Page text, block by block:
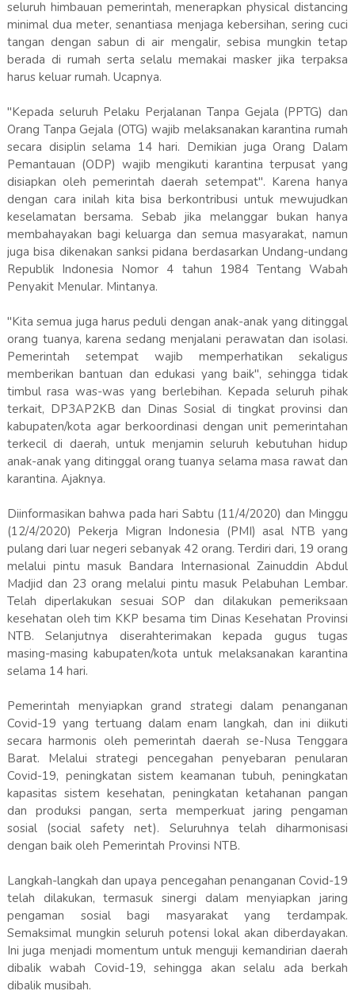
seluruh himbauan pemerintah, menerapkan physical distancing
minimal dua meter, senantiasa menjaga kebersihan, sering cuci
tangan dengan sabun di air mengalir, sebisa mungkin tetap
berada di rumah serta selalu memakai masker jika terpaksa
harus keluar rumah. Ucapnya.
"Kepada seluruh Pelaku Perjalanan Tanpa Gejala (PPTG) dan
Orang Tanpa Gejala (OTG) wajib melaksanakan karantina rumah
secara disiplin selama 14 hari. Demikian juga Orang Dalam
Pemantauan (ODP) wajib mengikuti karantina terpusat yang
disiapkan oleh pemerintah daerah setempat". Karena hanya
dengan cara inilah kita bisa berkontribusi untuk mewujudkan
keselamatan bersama. Sebab jika melanggar bukan hanya
membahayakan bagi keluarga dan semua masyarakat, namun
juga bisa dikenakan sanksi pidana berdasarkan Undang-undang
Republik Indonesia Nomor 4 tahun 1984 Tentang Wabah
Penyakit Menular. Mintanya.
"Kita semua juga harus peduli dengan anak-anak yang ditinggal
orang tuanya, karena sedang menjalani perawatan dan isolasi.
Pemerintah setempat wajib memperhatikan sekaligus
memberikan bantuan dan edukasi yang baik", sehingga tidak
timbul rasa was-was yang berlebihan. Kepada seluruh pihak
terkait, DP3AP2KB dan Dinas Sosial di tingkat provinsi dan
kabupaten/kota agar berkoordinasi dengan unit pemerintahan
terkecil di daerah, untuk menjamin seluruh kebutuhan hidup
anak-anak yang ditinggal orang tuanya selama masa rawat dan
karantina. Ajaknya.
Diinformasikan bahwa pada hari Sabtu (11/4/2020) dan Minggu
(12/4/2020) Pekerja Migran Indonesia (PMI) asal NTB yang
pulang dari luar negeri sebanyak 42 orang. Terdiri dari, 19 orang
melalui pintu masuk Bandara Internasional Zainuddin Abdul
Madjid dan 23 orang melalui pintu masuk Pelabuhan Lembar.
Telah diperlakukan sesuai SOP dan dilakukan pemeriksaan
kesehatan oleh tim KKP besama tim Dinas Kesehatan Provinsi
NTB. Selanjutnya diserahterimakan kepada gugus tugas
masing-masing kabupaten/kota untuk melaksanakan karantina
selama 14 hari.
Pemerintah menyiapkan grand strategi dalam penanganan
Covid-19 yang tertuang dalam enam langkah, dan ini diikuti
secara harmonis oleh pemerintah daerah se-Nusa Tenggara
Barat. Melalui strategi pencegahan penyebaran penularan
Covid-19, peningkatan sistem keamanan tubuh, peningkatan
kapasitas sistem kesehatan, peningkatan ketahanan pangan
dan produksi pangan, serta memperkuat jaring pengaman
sosial (social safety net). Seluruhnya telah diharmonisasi
dengan baik oleh Pemerintah Provinsi NTB.
Langkah-langkah dan upaya pencegahan penanganan Covid-19
telah dilakukan, termasuk sinergi dalam menyiapkan jaring
pengaman sosial bagi masyarakat yang terdampak.
Semaksimal mungkin seluruh potensi lokal akan diberdayakan.
Ini juga menjadi momentum untuk menguji kemandirian daerah
dibalik wabah Covid-19, sehingga akan selalu ada berkah
dibalik musibah.